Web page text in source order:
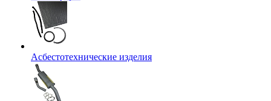
Асбестотехнические изделия